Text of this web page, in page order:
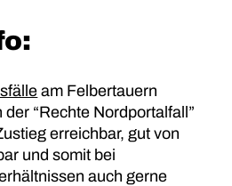
am Felbertauern
“Rechte Nordportalfall”
erreichbar, gut von
und somit bei
auch gerne